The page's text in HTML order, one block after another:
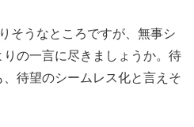
そうなところですが、無事シ
の一言に尽きましょうか。待
待望のシームレス化と言えそ